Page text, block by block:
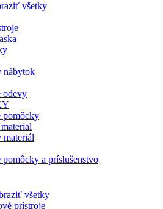
všetky
nábytok
odevy
pomôcky
materiál
a príslušenstvo
všetky